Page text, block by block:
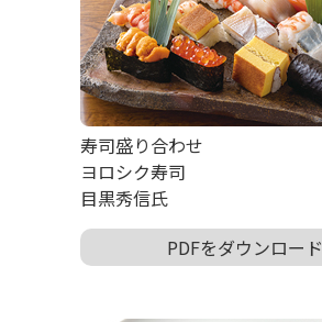
寿司盛り合わせ
ヨロシク寿司
目黒秀信氏
PDFをダウンロード